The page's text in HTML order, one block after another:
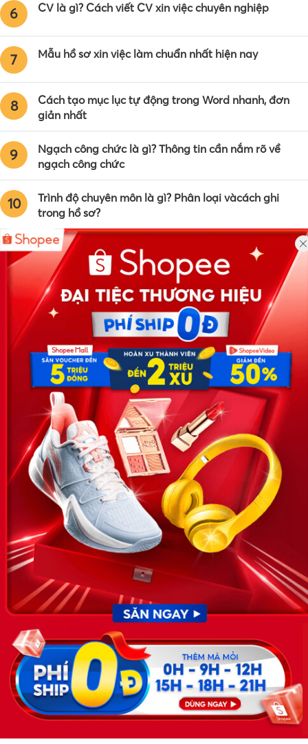
6 CV là gì? Cách viết CV xin việc chuyên nghiệp
7 Mẫu hồ sơ xin việc làm chuẩn nhất hiện nay
8
Cách tạo mục lục tự động trong Word nhanh, đơn
giản nhất
9
Ngạch công chức là gì? Thông tin cần nắm rõ về
ngạch công chức
10
Trình độ chuyên môn là gì? Phân loại vàcách ghi
trong hồ sơ?
Công ty TNHH Eyeplus Online
Địa chỉ: Số 81, ngõ 68, đường Cầu Giấy, Tổ 05, Phường Quan
Hoa, Quận Cầu Giấy, TP Hà Nội, Việt Nam
SĐT: 0981 448 766
Email:
hotro@timviec.com.vn
VỀ CHÚNG TÔI
News.timviec.com.vn là website cung cấp thông tin liên quan đến
nhân sự, nghề nghiệp do Timviec.com.vn vận hành nhằm giúp
doanh nghiệp, nhân sự tuyển dụng, người đi làm, người tìm việc
cập nhật thông tin và đáp ứng được mong muốn của mình.
KẾT NỐI
Giấy phép hoạt động dịch vụ
việc làm số 54/2019/SLĐTBXH-
GP do Sở lao động thương
binh và xã hội cấp ngày 30
tháng 12 năm 2019.